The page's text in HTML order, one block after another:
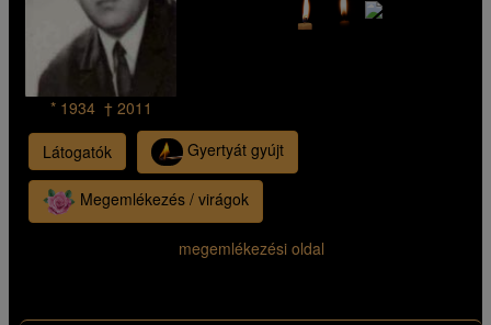
* 1934 † 2011
Látogatók Gyertyát gyújt
Megemlékezés / virágok
megemlékezési oldal